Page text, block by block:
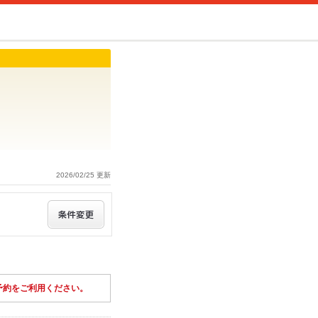
2026/02/25 更新
をご利用ください。